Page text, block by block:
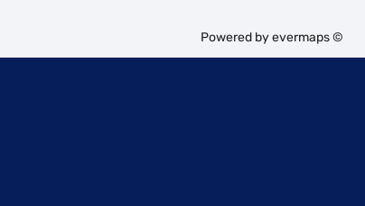
Powered byevermaps ©